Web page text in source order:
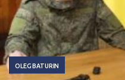
OLEG BATURIN